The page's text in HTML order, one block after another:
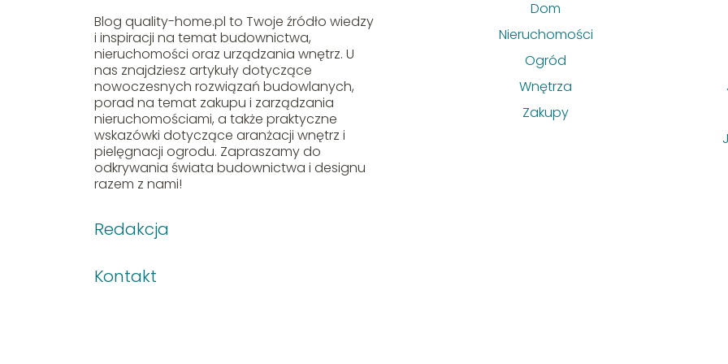
Blog quality-home.pl to Twoje źródło wiedzy
i inspiracji na temat budownictwa,
nieruchomości oraz urządzania wnętrz. U
nas znajdziesz artykuły dotyczące
nowoczesnych rozwiązań budowlanych,
porad na temat zakupu i zarządzania
nieruchomościami, a także praktyczne
wskazówki dotyczące aranżacji wnętrz i
pielęgnacji ogrodu. Zapraszamy do
odkrywania świata budownictwa i designu
razem z nami!
Redakcja
Kontakt
Dom
Nieruchomości
Ogród
Wnętrza
Zakupy